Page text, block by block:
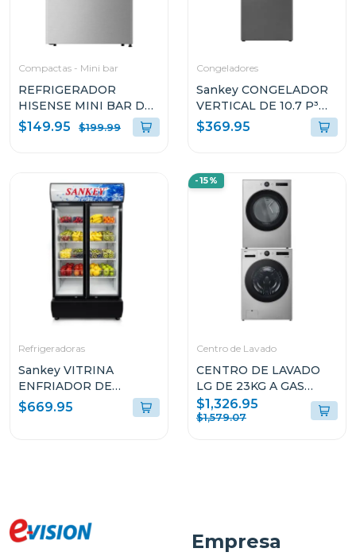
Compactas - Mini bar
REFRIGERADOR
HISENSE MINI BAR DE
4.2P³ RR43D6AC
$149.95 $199.99
Congeladores
Sankey CONGELADOR
VERTICAL DE 10.7 P³
RFC1301
$369.95
Refrigeradoras
Sankey VITRINA
ENFRIADOR DE
20CUFT RFD20N
$669.95
-15%
Centro de Lavado
CENTRO DE LAVADO
LG DE 23KG A GAS
COLOR GRIS
WM23VFXS6/DF74VFXS6B
$1,326.95
$1,579.07
Empresa